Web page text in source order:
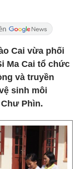
Cai vừa phối
Ma Cai tổ chức
và truyền
sinh môi
Phìn.